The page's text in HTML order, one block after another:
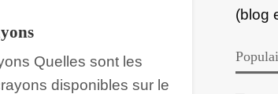
Quelles sont les
disponibles sur le
(blog